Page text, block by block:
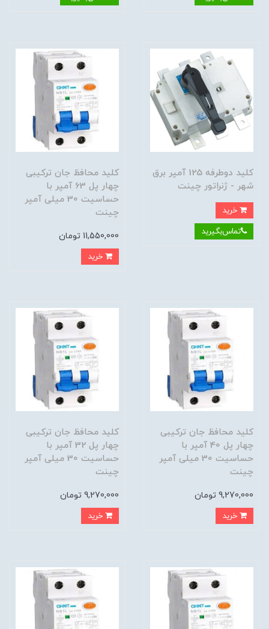
کلید دوطرفه 125 آمپر برق
شهر - ژنراتور چینت
خرید
تماس‌بگیرید
کلید محافظ جان ترکیبی
چهار پل 63 آمپر با
حساسیت 30 میلی آمپر
چینت
11,550,000 تومان
خرید
کلید محافظ جان ترکیبی
چهار پل 40 آمپر با
حساسیت 30 میلی آمپر
چینت
9,270,000 تومان
خرید
کلید محافظ جان ترکیبی
چهار پل 32 آمپر با
حساسیت 30 میلی آمپر
چینت
9,270,000 تومان
خرید